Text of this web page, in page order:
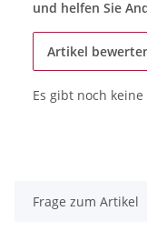
und helfen Sie
Artikel
Es gibt noch
Frage zum Artikel